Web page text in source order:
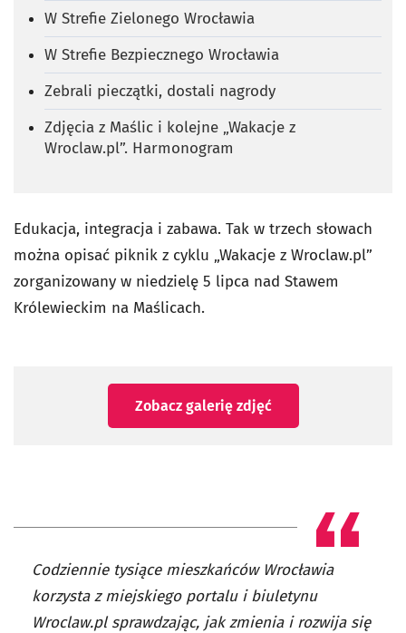
W Strefie Zielonego Wrocławia
W Strefie Bezpiecznego Wrocławia
Zebrali pieczątki, dostali nagrody
Zdjęcia z Maślic i kolejne „Wakacje z
Wroclaw.pl”. Harmonogram
Edukacja, integracja i zabawa. Tak w trzech słowach
można opisać piknik z cyklu „Wakacje z Wroclaw.pl”
zorganizowany w niedzielę 5 lipca nad Stawem
Królewieckim na Maślicach.
Zobacz galerię zdjęć
Codziennie tysiące mieszkańców Wrocławia
korzysta z miejskiego portalu i biuletynu
Wroclaw.pl sprawdzając, jak zmienia i rozwija się